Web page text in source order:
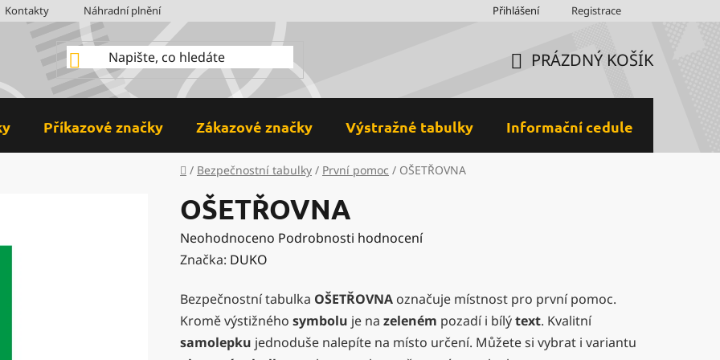
Kontakty Náhradní plnění Ochrana osobních údajů a GDPR
Přihlášení Registrace
KOŠÍK
PRÁZDNÝ KOŠÍK
Příkazové značky Zákazové značky Výstražné tabulky Informační cedule
Domů
/ Bezpečnostní tabulky / První pomoc / OŠETŘOVNA
OŠETŘOVNA
Průměrné
hodnocení
je
0,0
z
Neohodnoceno Podrobnosti hodnocení
Značka: DUKO
Bezpečnostní tabulka OŠETŘOVNA označuje místnost pro první pomoc.
Kromě výstižného symbolu je na zeleném pozadí i bílýtext. Kvalitní
samolepku jednoduše nalepíte na místo určení. Můžete si vybrat i variantu